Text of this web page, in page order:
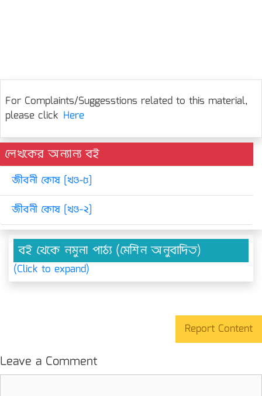
For Complaints/Suggesstions related to this material,
please click Here
লেখকের অন্যান্য বই
জীবনী কোষ [খণ্ড-৫]
জীবনী কোষ [খণ্ড-২]
বই থেকে নমুনা পাঠ্য (মেশিন অনুবাদিত)
(Click to expand)
Report Content
Leave a Comment